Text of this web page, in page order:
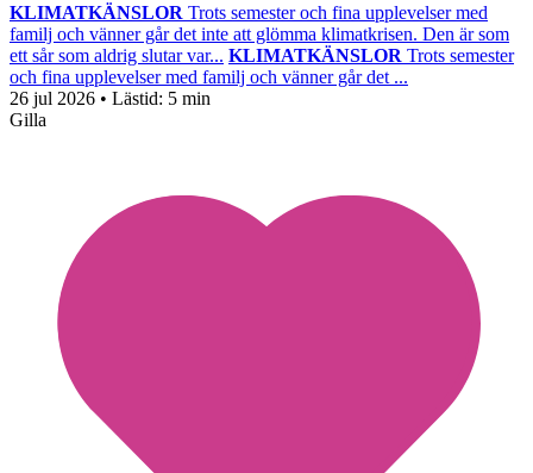
KLIMATKÄNSLOR Trots semester och fina upplevelser med
familj och vänner går det inte att glömma klimatkrisen. Den är som
ett sår som aldrig slutar var... KLIMATKÄNSLOR Trots semester
och fina upplevelser med familj och vänner går det ...
26 jul 2026 • Lästid: 5 min
Gilla